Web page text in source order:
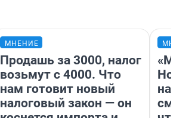
МНЕНИЕ
Продашь за 3000, налог
возьмут с 4000. Что
нам готовит новый
налоговый закон — он
«Мы